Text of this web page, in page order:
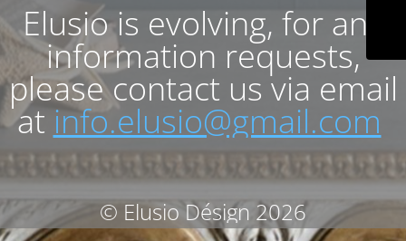
Elusio is evolving, for any
information requests,
please contact us via email
at info.elusio@gmail.com
© Elusio Désign 2026